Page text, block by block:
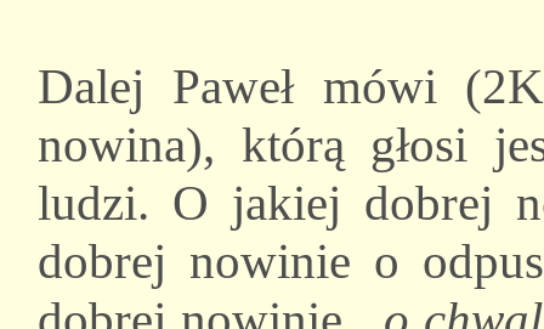
Dalej Paweł mówi
nowina), którą głosi
ludzi. O jakiej dobrej
dobrej nowinie o